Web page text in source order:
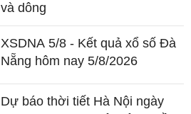
và dông
XSDNA 5/8 - Kết quả xổ số Đà
Nẵng hôm nay 5/8/2026
Dự báo thời tiết Hà Nội ngày